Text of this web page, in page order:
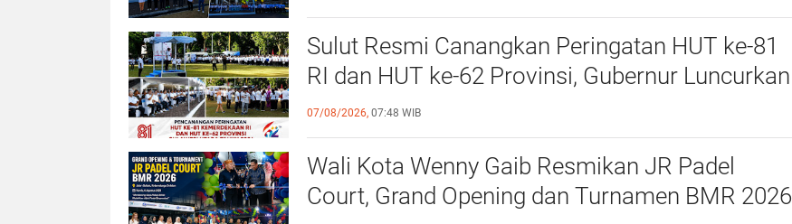
Sulut Resmi Canangkan Peringatan HUT ke-81
RI dan HUT ke-62 Provinsi, Gubernur Luncurkan
Program Pemutihan Pajak hingga Pembagian
Jutaan Bibit Kelapa
07/08/2026, 07:48 WIB
Wali Kota Wenny Gaib Resmikan JR Padel
Court, Grand Opening dan Turnamen BMR 2026